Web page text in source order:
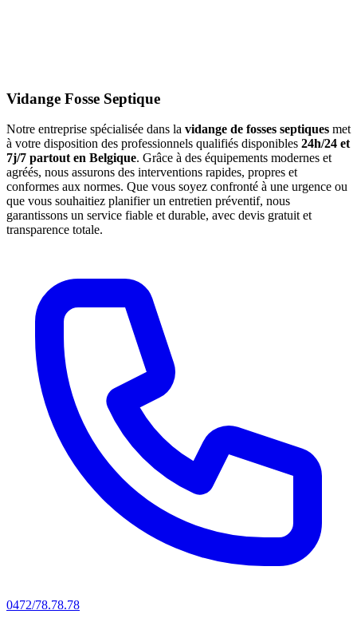
Vidange Fosse Septique
Notre entreprise spécialisée dans la vidange de fosses septiques met
à votre disposition des professionnels qualifiés disponibles 24h/24 et
7j/7 partout en Belgique. Grâce à des équipements modernes et
agréés, nous assurons des interventions rapides, propres et
conformes aux normes. Que vous soyez confronté à une urgence ou
que vous souhaitiez planifier un entretien préventif, nous
garantissons un service fiable et durable, avec devis gratuit et
transparence totale.
0472/78.78.78